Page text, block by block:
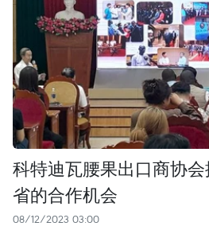
科特迪瓦腰果出口商协
省的合作机会
08/12/2023 03:00